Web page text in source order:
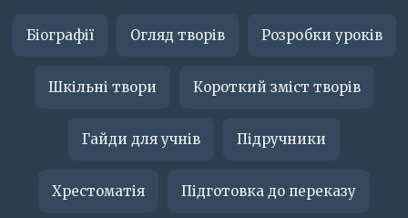
Біографії Огляд творів Розробки уроків
Шкільні твори Короткий зміст творів
Гайди для учнів Підручники
Хрестоматія Підготовка до переказу